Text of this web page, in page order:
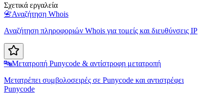
Σχετικά εργαλεία
📇Αναζήτηση Whois
Αναζήτηση πληροφοριών Whois για τομείς και διευθύνσεις IP
🔤Μετατροπή Punycode & αντίστροφη μετατροπή
Μετατρέπει συμβολοσειρές σε Punycode και αντιστρέφει
Punycode